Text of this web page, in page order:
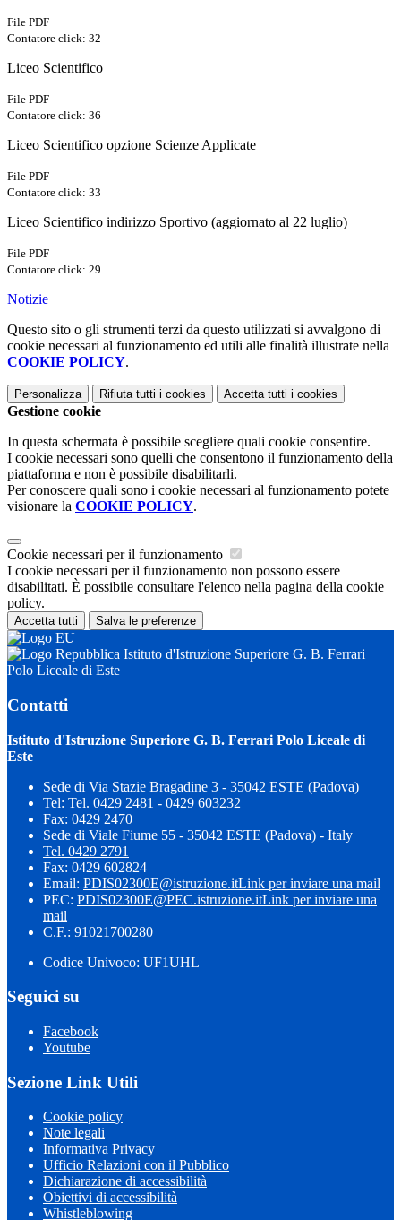
File PDF
Contatore click: 32
Liceo Scientifico
File PDF
Contatore click: 36
Liceo Scientifico opzione Scienze Applicate
File PDF
Contatore click: 33
Liceo Scientifico indirizzo Sportivo (aggiornato al 22 luglio)
File PDF
Contatore click: 29
Notizie
Questo sito o gli strumenti terzi da questo utilizzati si avvalgono di
cookie necessari al funzionamento ed utili alle finalità illustrate nella
COOKIE POLICY.
Personalizza Rifiuta tutti i cookies Accetta tutti i cookies
Gestione cookie
In questa schermata è possibile scegliere quali cookie consentire.
I cookie necessari sono quelli che consentono il funzionamento della
piattaforma e non è possibile disabilitarli.
Per conoscere quali sono i cookie necessari al funzionamento potete
visionare la COOKIE POLICY.
Cookie necessari per il funzionamento
I cookie necessari per il funzionamento non possono essere
disabilitati. È possibile consultare l'elenco nella pagina della cookie
policy.
Accetta tutti Salva le preferenze
Istituto d'Istruzione Superiore G. B. Ferrari
Polo Liceale di Este
Contatti
Istituto d'Istruzione Superiore G. B. Ferrari Polo Liceale di
Este
Sede di Via Stazie Bragadine 3 - 35042 ESTE (Padova)
Tel: Tel. 0429 2481 - 0429 603232
Fax: 0429 2470
Sede di Viale Fiume 55 - 35042 ESTE (Padova) - Italy
Tel. 0429 2791
Fax: 0429 602824
Email: PDIS02300E@istruzione.itLink per inviare una mail
PEC: PDIS02300E@PEC.istruzione.itLink per inviare una
mail
C.F.: 91021700280
Codice Univoco: UF1UHL
Seguici su
Facebook
Youtube
Sezione Link Utili
Cookie policy
Note legali
Informativa Privacy
Ufficio Relazioni con il Pubblico
Dichiarazione di accessibilità
Obiettivi di accessibilità
Whistleblowing